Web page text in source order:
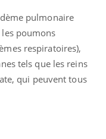
pulmonaire
poumons
respiratoires),
tels que les reins
qui peuvent tous